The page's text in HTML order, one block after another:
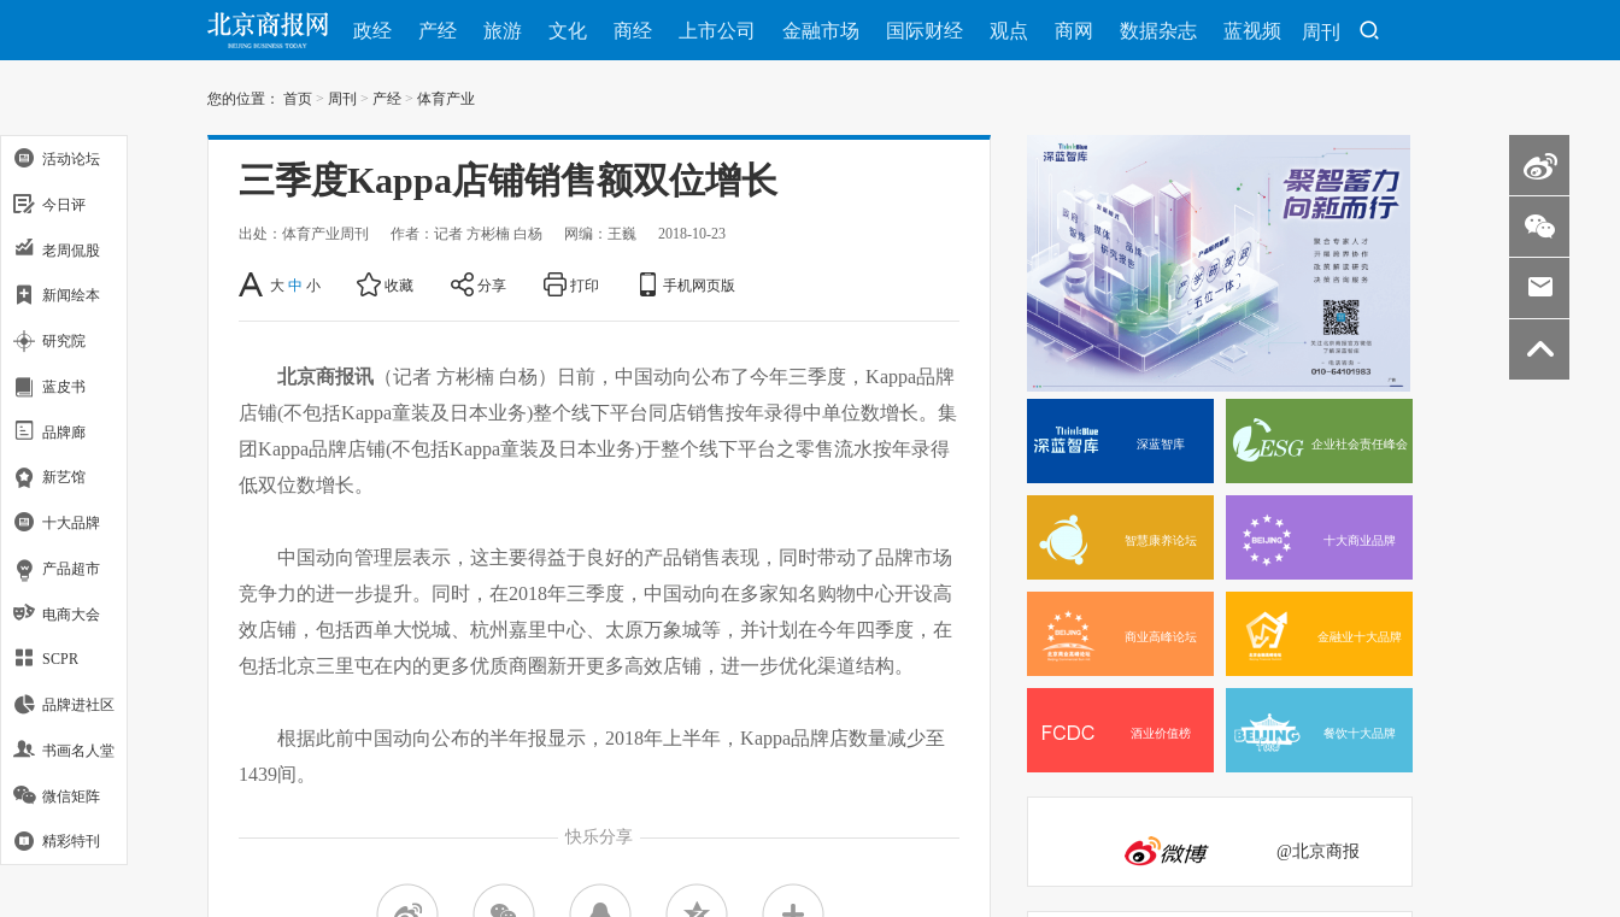
政经 产经 旅游 文化 商经 上市公司 金融市场 国际财经 观点 商网 数据杂志 蓝视频 周刊
您的位置： 首页 > 周刊 > 产经 > 体育产业
三季度Kappa店铺销售额双位增长
出处：体育产业周刊 作者：记者 方彬楠 白杨 网编：王巍 2018-10-23
大 中 小 收藏 分享 打印 手机网页版
北京商报讯 （记者 方彬楠 白杨）日前，中国动向公布了今年三季度，Kappa品牌
店铺(不包括Kappa童装及日本业务)整个线下平台同店销售按年录得中单位数增长。集
团Kappa品牌店铺(不包括Kappa童装及日本业务)于整个线下平台之零售流水按年录得
低双位数增长。
中国动向管理层表示，这主要得益于良好的产品销售表现，同时带动了品牌市场
竞争力的进一步提升。同时，在2018年三季度，中国动向在多家知名购物中心开设高
效店铺，包括西单大悦城、杭州嘉里中心、太原万象城等，并计划在今年四季度，在
包括北京三里屯在内的更多优质商圈新开更多高效店铺，进一步优化渠道结构。
根据此前中国动向公布的半年报显示，2018年上半年，Kappa品牌店数量减少至
1439间。
快乐分享
深蓝智库 企业社会责任峰会
智慧康养论坛 十大商业品牌
商业高峰论坛 金融业十大品牌
酒业价值榜 餐饮十大品牌
@北京商报
活动论坛
今日评
老周侃股
新闻绘本
研究院
蓝皮书
品牌廊
新艺馆
十大品牌
产品超市
电商大会
SCPR
品牌进社区
书画名人堂
微信矩阵
精彩特刊